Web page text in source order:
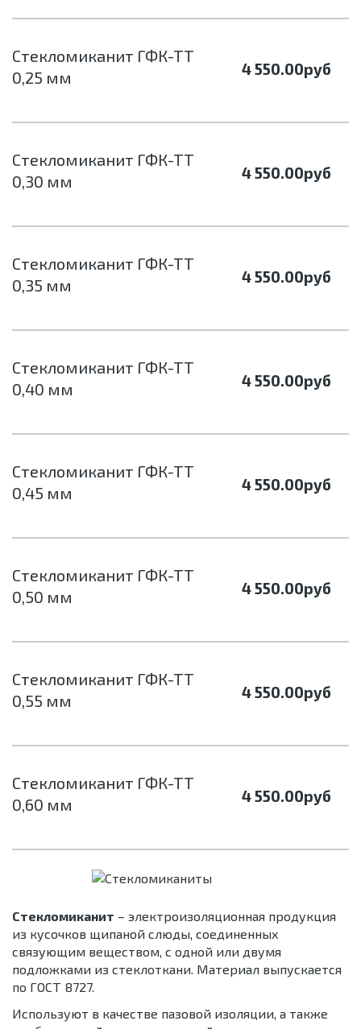
Стекломиканит ГФК-ТТ
0,25 мм
4 550.00руб
Стекломиканит ГФК-ТТ
0,30 мм
4 550.00руб
Стекломиканит ГФК-ТТ
0,35 мм
4 550.00руб
Стекломиканит ГФК-ТТ
0,40 мм
4 550.00руб
Стекломиканит ГФК-ТТ
0,45 мм
4 550.00руб
Стекломиканит ГФК-ТТ
0,50 мм
4 550.00руб
Стекломиканит ГФК-ТТ
0,55 мм
4 550.00руб
Стекломиканит ГФК-ТТ
0,60 мм
4 550.00руб
Стекломиканит – электроизоляционная продукция
из кусочков щипаной слюды, соединенных
связующим веществом, с одной или двумя
подложками из стеклоткани. Материал выпускается
по ГОСТ 8727.
Используют в качестве пазовой изоляции, а также